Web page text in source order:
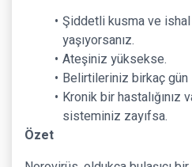
Şiddetli kusma ve ishal
yaşıyorsanız.
Ateşiniz yüksekse.
Belirtileriniz birkaç
Kronik bir hastalığınız
sisteminiz zayıfsa.
Özet